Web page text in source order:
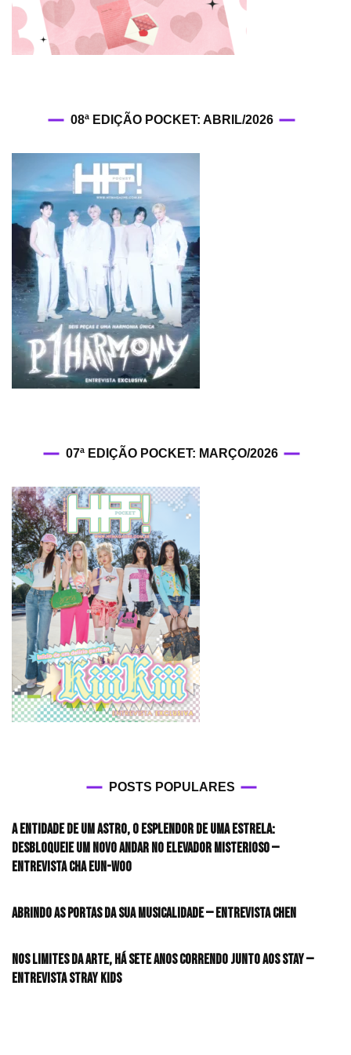
08ª EDIÇÃO POCKET: ABRIL/2026
07ª EDIÇÃO POCKET: MARÇO/2026
POSTS POPULARES
A entidade de um astro, o esplendor de uma estrela:
desbloqueie um novo andar no elevador misterioso —
Entrevista CHA EUN-WOO
Abrindo as portas da sua musicalidade — Entrevista CHEN
Nos limites da arte, há sete anos correndo junto aos STAY —
Entrevista Stray Kids